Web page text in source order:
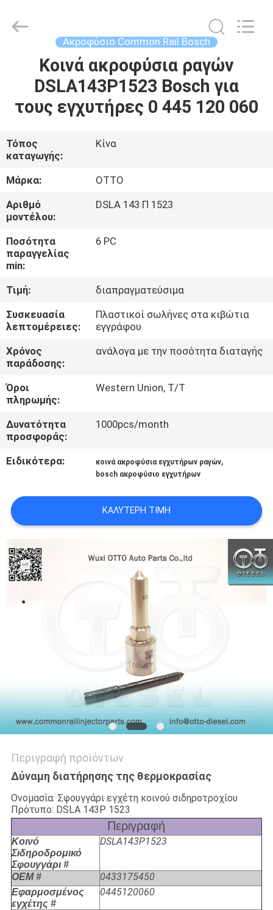
ΣΠΊΤΙ
ΠΡΟΪΌΝΤΑ
ΣΧΕΤΙΚΆ
ΜΕ
ΕΜΆΣ
ΕΠΙΣΚΈΨΕΙΣ
ΣΤΟ
ΕΡΓΟΣΤΆΣΙΟ
ΠΟΙΌΤΗΤΑΣ
ΕΠΙΚΟΙΝΩΝΉΣΤΕ
ΜΑΖΊ
ΜΑΣ
ΕΙΔΉΣΕΙΣ
SITEMAP
PRIVACY
POLICY
AUTO
PARTS
Ακροφύσιο Common Rail Bosch
Κοινά ακροφύσια ραγών
DSLA143P1523 Bosch για
τους εγχυτήρες 0 445 120 060
Τόπος
καταγωγής:
Κίνα
Μάρκα:
OTTO
Αριθμό
μοντέλου:
DSLA 143 Π 1523
Ποσότητα
παραγγελίας
min:
6 PC
Τιμή:
διαπραγματεύσιμα
Συσκευασία
λεπτομέρειες:
Πλαστικοί σωλήνες στα κιβώτια
εγγράφου
Χρόνος
παράδοσης:
ανάλογα με την ποσότητα διαταγής
Όροι
πληρωμής:
Western Union, T/T
Δυνατότητα
προσφοράς:
1000pcs/month
Ειδικότερα: κοινά ακροφύσια εγχυτήρων ραγών,
bosch ακροφύσιο εγχυτήρων
ΚΑΛΎΤΕΡΗ ΤΙΜΉ
Περιγραφή προϊόντων
Δύναμη διατήρησης της θερμοκρασίας
Ονομασία: Σφουγγάρι εγχέτη κοινού σιδηροτροχίου
Πρότυπο: DSLA 143P 1523
Περιγραφή
Κοινό
Σιδηροδρομικό
Σφουγγάρι #
DSLA143P1523
OEM # 0433175450
Εφαρμοσμένος
εγχέτης #
0445120060